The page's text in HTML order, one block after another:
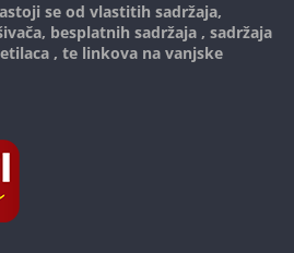
se od vlastitih sadržaja,
besplatnih sadržaja , sadržaja
, te linkova na vanjske